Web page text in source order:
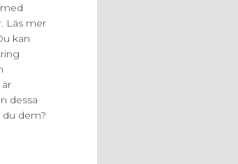
Läs mer
kan
är
dessa
dem?